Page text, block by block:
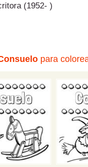
(1952- )
para